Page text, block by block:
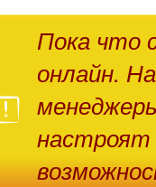
Пока что
онлайн.
настроят